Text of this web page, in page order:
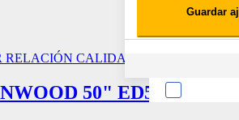
RELACIÓN CALIDAD PRECIO
50"
Guardar